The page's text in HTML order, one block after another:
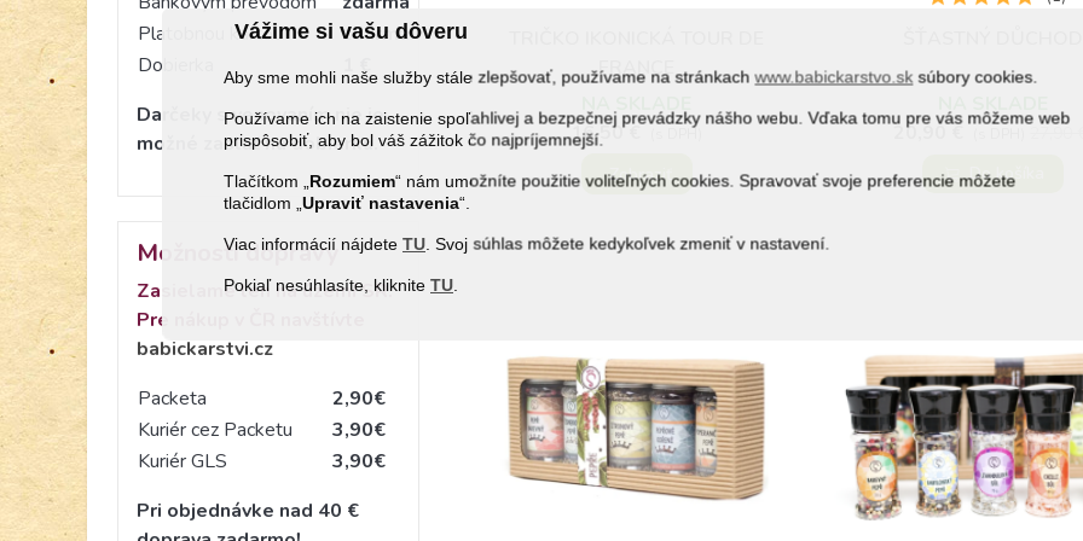
Vážime si vašu dôveru
Aby sme mohli naše služby stále zlepšovať, používame na stránkachwww.babickarstvo.sk súbory cookies.
Používame ich na zaistenie spoľahlivej a bezpečnej prevádzky nášho webu. Vďaka tomu pre vás môžeme web
prispôsobiť, aby bol váš zážitok čo najpríjemnejší.
Tlačítkom „ Rozumiem“ nám umožníte použitie voliteľných cookies. Spravovať svoje preferencie môžete
tlačidlom „Upraviť nastavenia“.
Viac informácií nájdete TU . Svoj súhlas môžete kedykoľvek zmeniť v nastavení.
Pokiaľ nesúhlasíte, klikniteTU
Platobnou kartou
zdarma
Dobierka
1 €
Darčeky s venovaním nie je
možné zaslať na dobierku.
Možnosti dopravy
Zasielame len na území SR.
Pre nákup v ČR navštívte
babickarstvi.cz
Packeta
2,90€
Kuriér cez Packetu
3,90€
Kuriér GLS
3,90€
Pri objednávke nad 40 €
FRANCE
16,50 €
(s DPH)
Zobraziť
20,90 €
Do košíka